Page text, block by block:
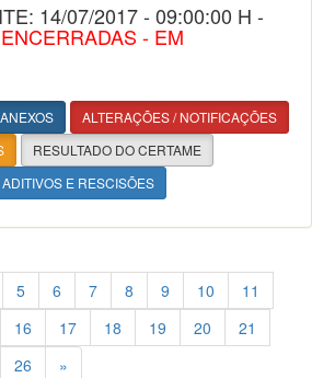
14/07/2017 - 09:00:00 H -
- EM
ANEXOS
ALTERAÇÕES / NOTIFICAÇÕES
RESULTADO DO CERTAME
ADITIVOS E RESCISÕES
5 6 7 8 9 10
11
16 17 18 19 20
21
26 »